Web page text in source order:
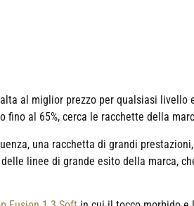
al miglior prezzo per qualsiasi livello
al 65%, cerca le racchette della
una racchetta di grandi
delle linee di grande esito della marca,